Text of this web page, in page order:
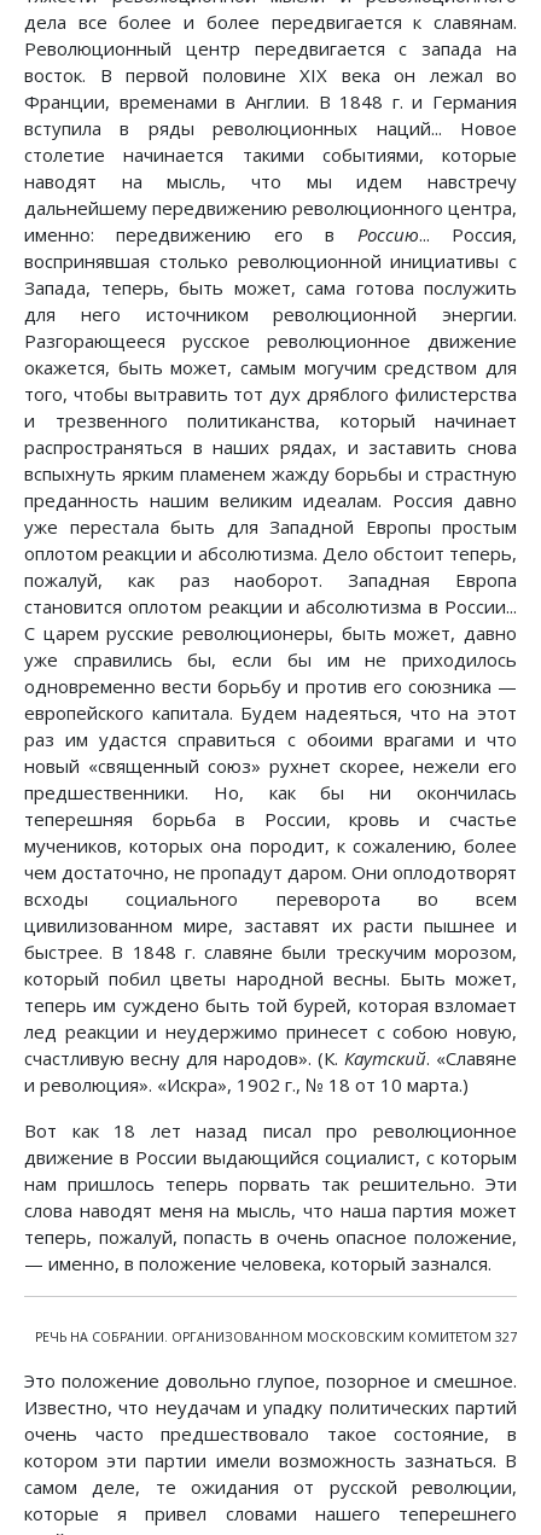
дела все более и более передвигается к славянам.
Революционный центр передвигается с запада на
восток. В первой половине XIX века он лежал во
Франции, временами в Англии. В 1848 г. и Германия
вступила в ряды революционных наций... Новое
столетие начинается такими событиями, которые
наводят на мысль, что мы идем навстречу
дальнейшему передвижению революционного центра,
именно: передвижению его в Россию... Россия,
воспринявшая столько революционной инициативы с
Запада, теперь, быть может, сама готова послужить
для него источником революционной энергии.
Разгорающееся русское революционное движение
окажется, быть может, самым могучим средством для
того, чтобы вытравить тот дух дряблого филистерства
и трезвенного политиканства, который начинает
распространяться в наших рядах, и заставить снова
вспыхнуть ярким пламенем жажду борьбы и страстную
преданность нашим великим идеалам. Россия давно
уже перестала быть для Западной Европы простым
оплотом реакции и абсолютизма. Дело обстоит теперь,
пожалуй, как раз наоборот. Западная Европа
становится оплотом реакции и абсолютизма в России...
С царем русские революционеры, быть может, давно
уже справились бы, если бы им не приходилось
одновременно вести борьбу и против его союзника —
европейского капитала. Будем надеяться, что на этот
раз им удастся справиться с обоими врагами и что
новый «священный союз» рухнет скорее, нежели его
предшественники. Но, как бы ни окончилась
теперешняя борьба в России, кровь и счастье
мучеников, которых она породит, к сожалению, более
чем достаточно, не пропадут даром. Они оплодотворят
всходы социального переворота во всем
цивилизованном мире, заставят их расти пышнее и
быстрее. В 1848 г. славяне были трескучим морозом,
который побил цветы народной весны. Быть может,
теперь им суждено быть той бурей, которая взломает
лед реакции и неудержимо принесет с собою новую,
счастливую весну для народов». (К. Каутский. «Славяне
и революция». «Искра», 1902 г., № 18 от 10 марта.)
Вот как 18 лет назад писал про революционное
движение в России выдающийся социалист, с которым
нам пришлось теперь порвать так решительно. Эти
слова наводят меня на мысль, что наша партия может
теперь, пожалуй, попасть в очень опасное положение,
— именно, в положение человека, который зазнался.
РЕЧЬ НА СОБРАНИИ. ОРГАНИЗОВАННОМ МОСКОВСКИМ КОМИТЕТОМ 327
Это положение довольно глупое, позорное и смешное.
Известно, что неудачам и упадку политических партий
очень часто предшествовало такое состояние, в
котором эти партии имели возможность зазнаться. В
самом деле, те ожидания от русской революции,
которые я привел словами нашего теперешнего